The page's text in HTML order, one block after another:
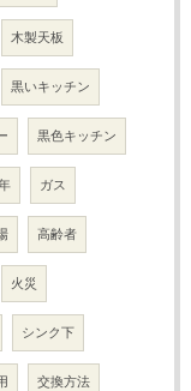
木製天板
黒いキッチン
黒色キッチン
ガス
高齢者
火災
シンク下
交換方法